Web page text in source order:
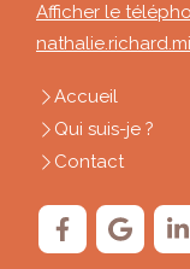
Afficher le
Accueil
Qui suis-je ?
Contact